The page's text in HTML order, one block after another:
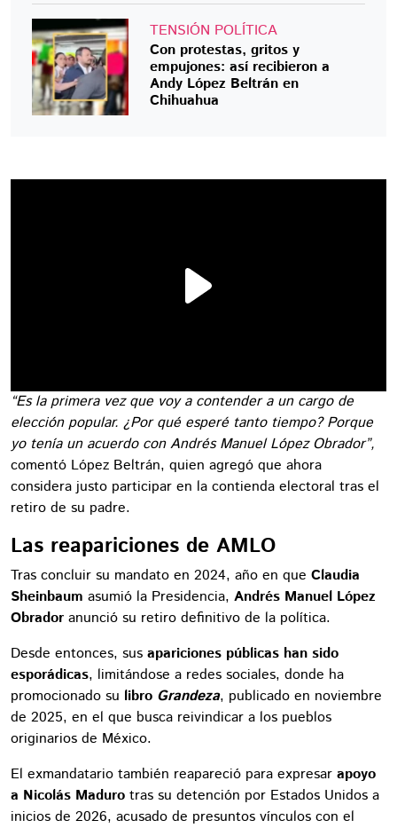
TENSIÓN POLÍTICA
Con protestas, gritos y
empujones: así recibieron a
Andy López Beltrán en
Chihuahua
“Es la primera vez que voy a contender a un cargo de
elección popular. ¿Por qué esperé tanto tiempo? Porque
yo tenía un acuerdo con Andrés Manuel López Obrador”,
comentó López Beltrán, quien agregó que ahora
considera justo participar en la contienda electoral tras el
retiro de su padre.
Las reapariciones de AMLO
Tras concluir su mandato en 2024, año en que Claudia
Sheinbaum asumió la Presidencia, Andrés Manuel López
Obrador anunció su retiro definitivo de la política.
Desde entonces, sus apariciones públicas han sido
esporádicas, limitándose a redes sociales, donde ha
promocionado su libro Grandeza, publicado en noviembre
de 2025, en el que busca reivindicar a los pueblos
originarios de México.
El exmandatario también reapareció para expresar apoyo
a Nicolás Maduro tras su detención por Estados Unidos a
inicios de 2026, acusado de presuntos vínculos con el